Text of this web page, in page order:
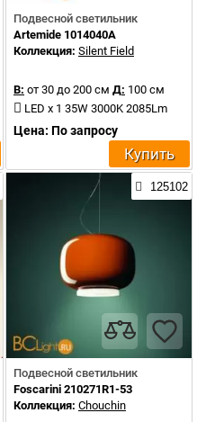
Подвесной светильник
Artemide 1014040A
Коллекция: Silent Field
В: от 30 до 200 см Д: 100 см
LED x 1 35W 3000K 2085Lm
Цена: По запросу
Купить
125102
Подвесной светильник
Foscarini 210271R1-53
Коллекция: Chouchin